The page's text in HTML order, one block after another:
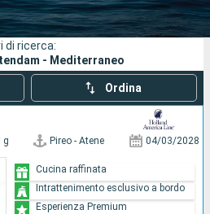
Compagnie
Ricerca
di ricerca:
- Mediterraneo
Ordina
g Pireo - Atene 04/03/2028
Cucina raffinata
Intrattenimento esclusivo a bordo
Esperienza Premium